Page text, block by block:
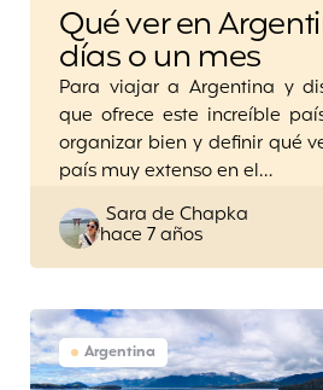
Qué ver en
días o un mes
Para viajar a Argentina y
que ofrece este increíble
organizar bien y definir qué
país muy extenso en el…
Posted
by
Sara de Chapka
hace 7 años
Argentina